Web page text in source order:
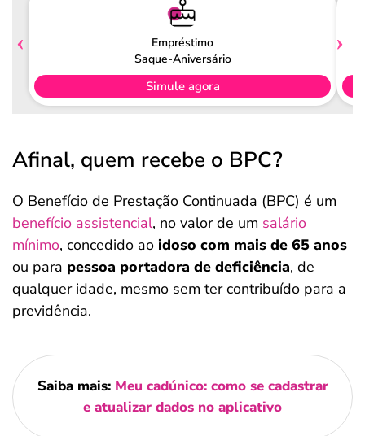
Empréstimo
Saque-Aniversário
Simule agora
Afinal, quem recebe o BPC?
O Benefício de Prestação Continuada (BPC) é um
benefício assistencial, no valor de um salário
mínimo, concedido ao idoso com mais de 65 anos
ou para pessoa portadora de deficiência, de
qualquer idade, mesmo sem ter contribuído para a
previdência.
Saiba mais: Meu cadúnico: como se cadastrar
e atualizar dados no aplicativo